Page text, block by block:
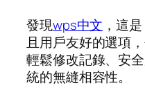
發現wps中文 ，這
且用戶友好的選項
輕鬆修改記錄、安
統的無縫相容性。